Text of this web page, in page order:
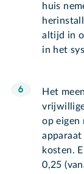
huis
altijd in
in het
Het
op eigen
kosten.
0,25